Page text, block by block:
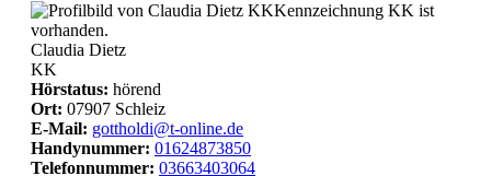
KKKennzeichnung KK ist
vorhanden.
Claudia Dietz
KK
Hörstatus: hörend
Ort: 07907 Schleiz
E-Mail: gottholdi@t-online.de
Handynummer: 01624873850
Telefonnummer: 03663403064